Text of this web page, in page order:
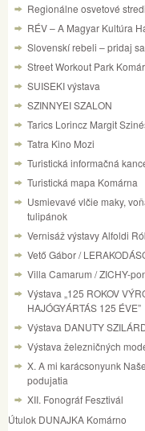
Regionálne osvetové
RÉV – A Magyar Kultúra
Slovenskí rebeli – pridaj
Street Workout Park
SUISEKI výstava
SZINNYEI SZALON
Tarics Lorincz Margit
Tatra Kino Mozi
Turistická informačná
Turistická mapa Komárna
Usmievavé vlčie maky,
tulipánok
Vernisáž výstavy Alfoldi
Vető Gábor /
Villa Camarum / ZICHY-
Výstava „125 ROKOV
HAJÓGYÁRTÁS 125 ÉVE”
Výstava DANUTY
Výstava železničných
X. A mi karácsonyunk
podujatia
XII. Fonográf Fesztivál
Útulok DUNAJKA Komárno